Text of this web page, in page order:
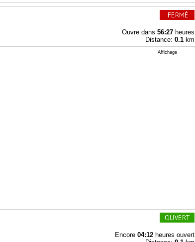
Ouvre dans 56:27heures
Distance: 0.1km
Affichage
Encore 04:12heures ouvert